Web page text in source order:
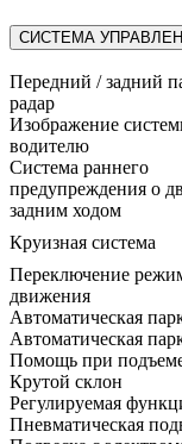
СИСТЕМА
Передний / задний
радар
Изображение
водителю
Система раннего
предупреждения о
задним ходом
Круизная система
Переключение
движения
Автоматическая
Автоматическая
Помощь при
Крутой склон
Регулируемая
Пневматическая